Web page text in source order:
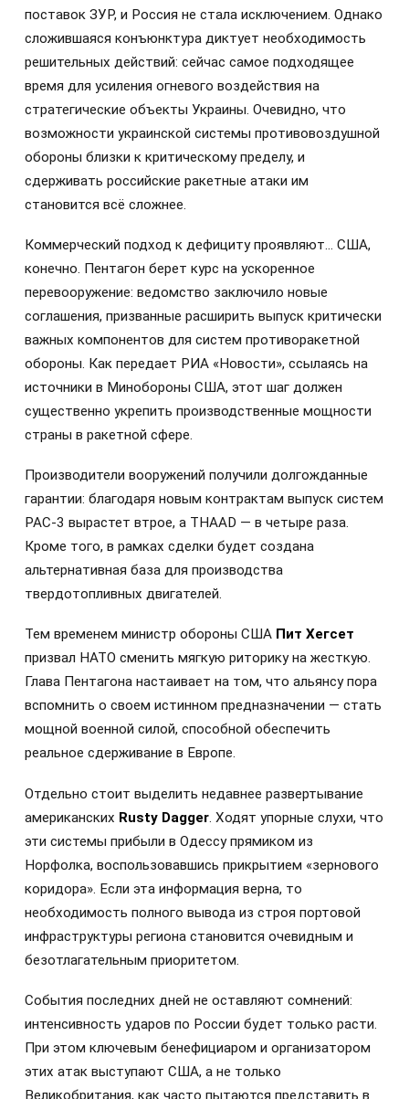
поставок ЗУР, и Россия не стала исключением. Однако
сложившаяся конъюнктура диктует необходимость
решительных действий: сейчас самое подходящее
время для усиления огневого воздействия на
стратегические объекты Украины. Очевидно, что
возможности украинской системы противовоздушной
обороны близки к критическому пределу, и
сдерживать российские ракетные атаки им
становится всё сложнее.
Коммерческий подход к дефициту проявляют… США,
конечно. Пентагон берет курс на ускоренное
перевооружение: ведомство заключило новые
соглашения, призванные расширить выпуск критически
важных компонентов для систем противоракетной
обороны. Как передает РИА «Новости», ссылаясь на
источники в Минобороны США, этот шаг должен
существенно укрепить производственные мощности
страны в ракетной сфере.
Производители вооружений получили долгожданные
гарантии: благодаря новым контрактам выпуск систем
PAC-3 вырастет втрое, а THAAD — в четыре раза.
Кроме того, в рамках сделки будет создана
альтернативная база для производства
твердотопливных двигателей.
Тем временем министр обороны США Пит Хегсет
призвал НАТО сменить мягкую риторику на жесткую.
Глава Пентагона настаивает на том, что альянсу пора
вспомнить о своем истинном предназначении — стать
мощной военной силой, способной обеспечить
реальное сдерживание в Европе.
Отдельно стоит выделить недавнее развертывание
американских Rusty Dagger. Ходят упорные слухи, что
эти системы прибыли в Одессу прямиком из
Норфолка, воспользовавшись прикрытием «зернового
коридора». Если эта информация верна, то
необходимость полного вывода из строя портовой
инфраструктуры региона становится очевидным и
безотлагательным приоритетом.
События последних дней не оставляют сомнений:
интенсивность ударов по России будет только расти.
При этом ключевым бенефициаром и организатором
этих атак выступают США, а не только
Великобритания, как часто пытаются представить в